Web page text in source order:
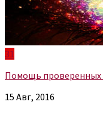
31
Помощь проверенных
15 Авг, 2016